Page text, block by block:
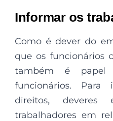
Informar os
Como é dever do
que os funcionários
também é papel
funcionários. Para
direitos, deveres
trabalhadores em